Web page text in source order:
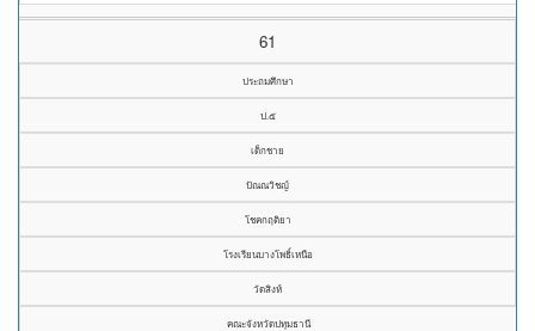
61
ประถมศึกษา
ป.๕
เด็กชาย
ปัณณวิชญ์
โชคกฤติยา
โรงเรียนบางโพธิ์เหนือ
วัดสิงห์
คณะจังหวัดปทุมธานี